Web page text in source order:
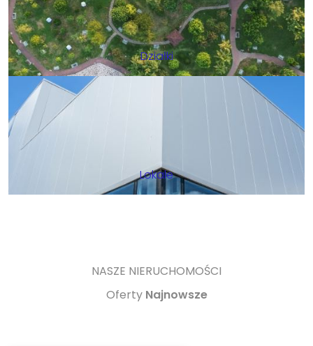
Działki
Lokale
NASZE NIERUCHOMOŚCI
Oferty Najnowsze